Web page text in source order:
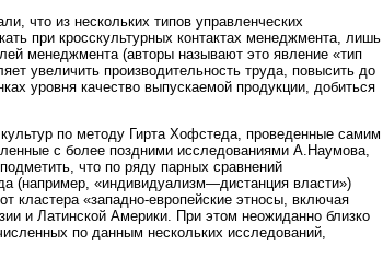
что из нескольких типов управленческих
при кросскультурных контактах менеджмента, лишь
менеджмента (авторы называют это явление «тип
увеличить производительность труда, повысить до
уровня качество выпускаемой продукции, добиться
по методу Гирта Хофстеда, проведенные самим
с более поздними исследованиями А.Наумова,
что по ряду парных сравнений
(например, «индивидуализм—дистанция власти»)
кластера «западно-европейские этносы, включая
и Латинской Америки. При этом неожиданно близко
по данным нескольких исследований,